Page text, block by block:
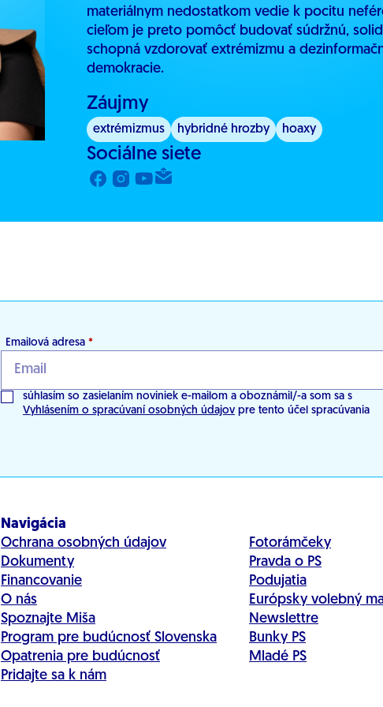
materiálnym nedostatkom vedie k pocitu
cieľom je preto pomôcť budovať súdržnú,
schopná vzdorovať extrémizmu a
demokracie.
Záujmy
extrémizmus hybridné hrozby hoaxy
Sociálne siete
Emailová adresa *
súhlasím so zasielaním noviniek e-mailom a oboznámil/-a som sa s
Vyhlásením o spracúvaní osobných údajov pre tento účel spracúvania
Navigácia
Ochrana osobných údajov
Dokumenty
Financovanie
O nás
Spoznajte Miša
Program pre budúcnosť Slovenska
Opatrenia pre budúcnosť
Pridajte sa k nám
Fotorámčeky
Pravda o PS
Podujatia
Európsky volebný
Newslettre
Bunky PS
Mladé PS